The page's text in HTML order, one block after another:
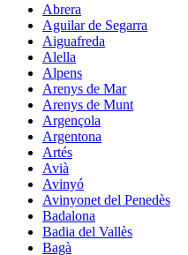
Abrera
Aguilar de Segarra
Aiguafreda
Alella
Alpens
Arenys de Mar
Arenys de Munt
Argençola
Argentona
Artés
Avià
Avinyó
Avinyonet del Penedès
Badalona
Badia del Vallès
Bagà